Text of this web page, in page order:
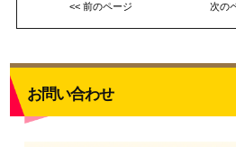
<< 前のページ 次の
お問い合わせ